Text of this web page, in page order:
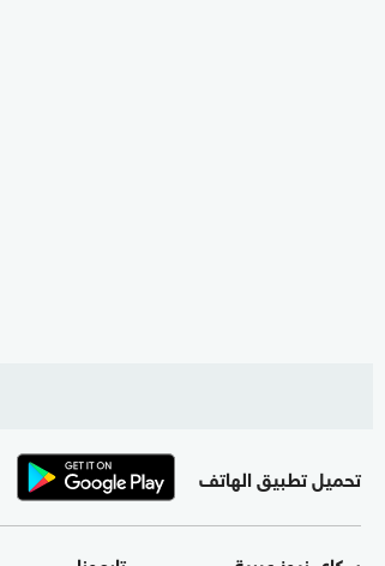
تحميل تطبيق الهاتف